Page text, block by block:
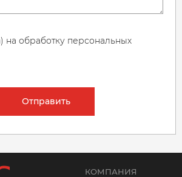
на обработку персональных
Отправить
КОМПАНИЯ